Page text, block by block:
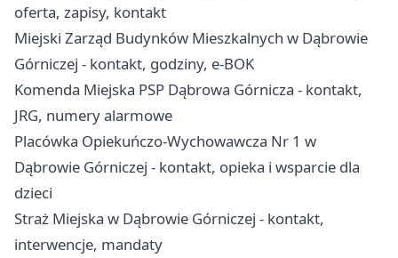
oferta, zapisy, kontakt
Miejski Zarząd Budynków Mieszkalnych w Dąbrowie
Górniczej - kontakt, godziny, e-BOK
Komenda Miejska PSP Dąbrowa Górnicza - kontakt,
JRG, numery alarmowe
Placówka Opiekuńczo-Wychowawcza Nr 1 w
Dąbrowie Górniczej - kontakt, opieka i wsparcie dla
dzieci
Straż Miejska w Dąbrowie Górniczej - kontakt,
interwencje, mandaty